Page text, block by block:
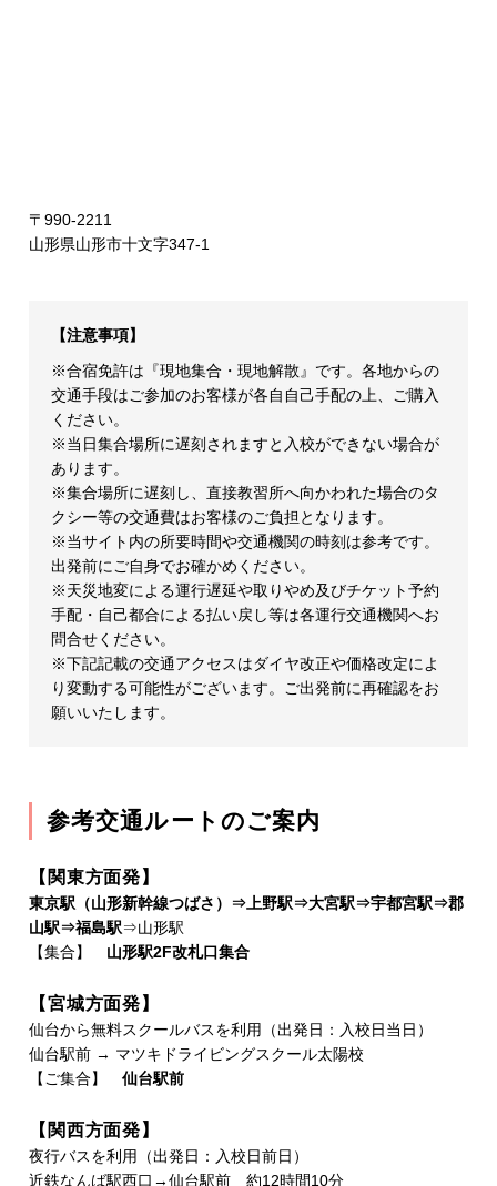
〒990-2211
山形県山形市十文字347-1
【注意事項】
※合宿免許は『現地集合・現地解散』です。各地からの
交通手段はご参加のお客様が各自自己手配の上、ご購入
ください。
※当日集合場所に遅刻されますと入校ができない場合が
あります。
※集合場所に遅刻し、直接教習所へ向かわれた場合のタ
クシー等の交通費はお客様のご負担となります。
※当サイト内の所要時間や交通機関の時刻は参考です。
出発前にご自身でお確かめください。
※天災地変による運行遅延や取りやめ及びチケット予約
手配・自己都合による払い戻し等は各運行交通機関へお
問合せください。
※下記記載の交通アクセスはダイヤ改正や価格改定によ
り変動する可能性がございます。ご出発前に再確認をお
願いいたします。
参考交通ルートのご案内
【関東方面発】
東京駅（山形新幹線つばさ）⇒上野駅⇒大宮駅⇒宇都宮駅⇒郡
山駅⇒福島駅⇒山形駅
【集合】 山形駅2F改札口集合
【宮城方面発】
仙台から無料スクールバスを利用（出発日：入校日当日）
仙台駅前 → マツキドライビングスクール太陽校
【ご集合】仙台駅前
【関西方面発】
夜行バスを利用（出発日：入校日前日）
近鉄なんば駅西口→仙台駅前 約12時間10分